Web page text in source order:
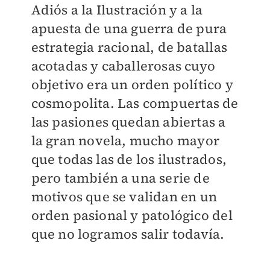
Adiós a la Ilustración y a la
apuesta de una guerra de pura
estrategia racional, de batallas
acotadas y caballerosas cuyo
objetivo era un orden político y
cosmopolita. Las compuertas de
las pasiones quedan abiertas a
la gran novela, mucho mayor
que todas las de los ilustrados,
pero también a una serie de
motivos que se validan en un
orden pasional y patológico del
que no logramos salir todavía.